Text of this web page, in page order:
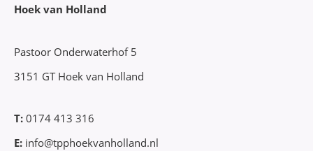
Hoek van Holland
Pastoor Onderwaterhof 5
3151 GT Hoek van Holland
T: 0174 413 316
E: info@tpphoekvanholland.nl